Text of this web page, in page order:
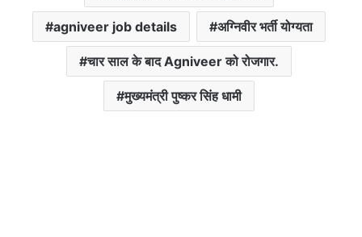
agniveer job details अग्निवीर भर्ती योग्यता
चार साल के बाद Agniveer को रोजगार.
मुख्यमंत्री पुष्कर सिंह धामी